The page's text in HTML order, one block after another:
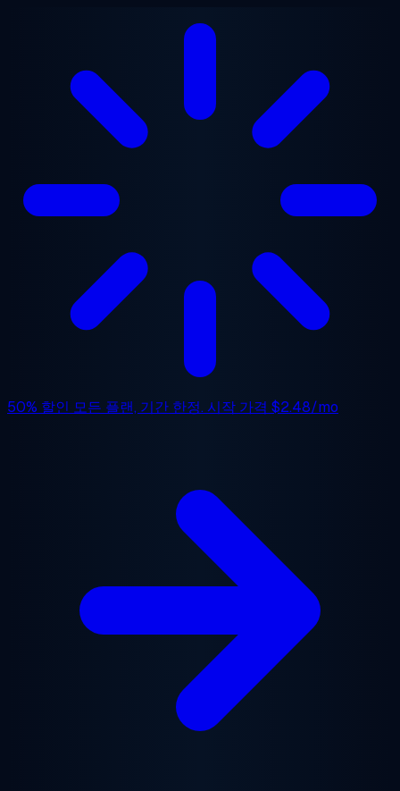
50% 할인 모든 플랜, 기간 한정. 시작 가격 $2.48/mo